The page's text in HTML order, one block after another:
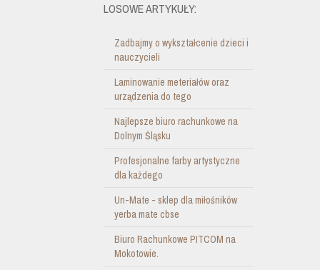
LOSOWE ARTYKUŁY:
Zadbajmy o wykształcenie dzieci i
nauczycieli
Laminowanie meteriałów oraz
urządzenia do tego
Najlepsze biuro rachunkowe na
Dolnym Śląsku
Profesjonalne farby artystyczne
dla każdego
Un-Mate - sklep dla miłośników
yerba mate cbse
Biuro Rachunkowe PITCOM na
Mokotowie.